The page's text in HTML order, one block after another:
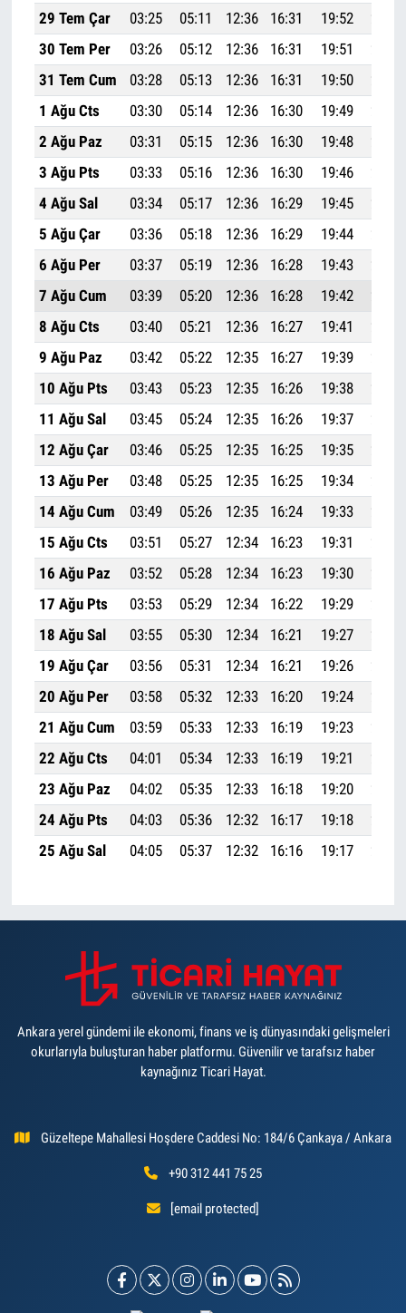
29 Tem Çar
03:25 05:11 12:36 16:31 19:52
30 Tem Per
03:26 05:12 12:36 16:31 19:51
31 Tem Cum
03:28 05:13 12:36 16:31 19:50
1 Ağu Cts
03:30 05:14 12:36 16:30 19:49
2 Ağu Paz
03:31 05:15 12:36 16:30 19:48
3 Ağu Pts
03:33 05:16 12:36 16:30 19:46
4 Ağu Sal
03:34 05:17 12:36 16:29 19:45
5 Ağu Çar
03:36 05:18 12:36 16:29 19:44
6 Ağu Per
03:37 05:19 12:36 16:28 19:43
7 Ağu Cum
03:39 05:20 12:36 16:28 19:42
8 Ağu Cts
03:40 05:21 12:36 16:27 19:41
9 Ağu Paz
03:42 05:22 12:35 16:27 19:39
10 Ağu Pts
03:43 05:23 12:35 16:26 19:38
11 Ağu Sal
03:45 05:24 12:35 16:26 19:37
12 Ağu Çar
03:46 05:25 12:35 16:25 19:35
13 Ağu Per
03:48 05:25 12:35 16:25 19:34
14 Ağu Cum
03:49 05:26 12:35 16:24 19:33
15 Ağu Cts
03:51 05:27 12:34 16:23 19:31
16 Ağu Paz
03:52 05:28 12:34 16:23 19:30
17 Ağu Pts
03:53 05:29 12:34 16:22 19:29
18 Ağu Sal
03:55 05:30 12:34 16:21 19:27
19 Ağu Çar
03:56 05:31 12:34 16:21 19:26
20 Ağu Per
03:58 05:32 12:33 16:20 19:24
21 Ağu Cum
03:59 05:33 12:33 16:19 19:23
22 Ağu Cts
04:01 05:34 12:33 16:19 19:21
23 Ağu Paz
04:02 05:35 12:33 16:18 19:20
24 Ağu Pts
04:03 05:36 12:32 16:17 19:18
25 Ağu Sal
04:05 05:37 12:32 16:16 19:17
Ankara yerel gündemi ile ekonomi, finans ve iş dünyasındaki gelişmeleri
okurlarıyla buluşturan haber platformu. Güvenilir ve tarafsız haber
kaynağınız Ticari Hayat.
Güzeltepe Mahallesi Hoşdere Caddesi No: 184/6 Çankaya / Ankara
+90 312 441 75 25
[email protected]